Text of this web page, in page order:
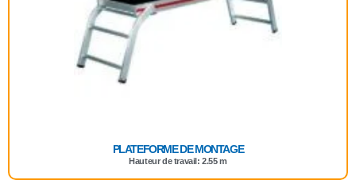
PLATEFORME DE MONTAGE
Hauteur de travail: 2.55 m